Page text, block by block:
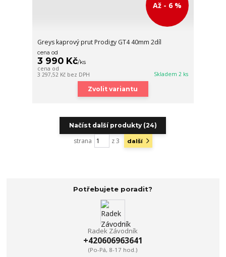
Až - 6 %
Greys kaprový prut Prodigy GT4 40mm 2díl
cena od
3 990 Kč/ks
cena od
3 297,52 Kč bez DPH Skladem 2 ks
Zvolit variantu
Načíst další produkty (24)
strana z 3 další
Potřebujete poradit?
Radek Závodník
+420606963641
(Po-Pá, 8-17 hod.)